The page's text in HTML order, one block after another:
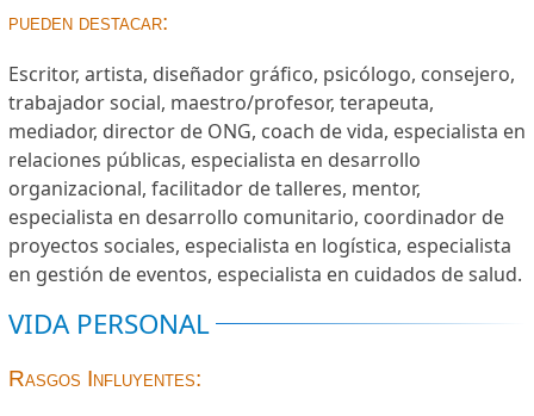
pueden destacar:
Escritor, artista, diseñador gráfico, psicólogo, consejero,
trabajador social, maestro/profesor, terapeuta,
mediador, director de ONG, coach de vida, especialista en
relaciones públicas, especialista en desarrollo
organizacional, facilitador de talleres, mentor,
especialista en desarrollo comunitario, coordinador de
proyectos sociales, especialista en logística, especialista
en gestión de eventos, especialista en cuidados de salud.
VIDA PERSONAL
Rasgos Influyentes: